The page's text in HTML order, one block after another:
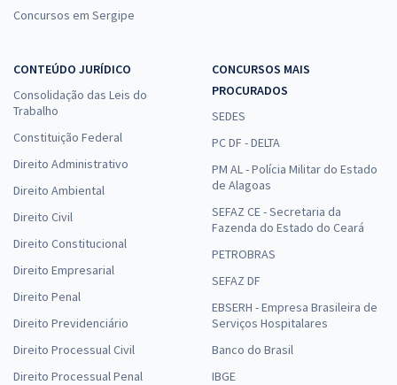
Concursos em Sergipe
CONTEÚDO JURÍDICO
Consolidação das Leis do
Trabalho
Constituição Federal
Direito Administrativo
Direito Ambiental
Direito Civil
Direito Constitucional
Direito Empresarial
Direito Penal
Direito Previdenciário
Direito Processual Civil
Direito Processual Penal
CONCURSOS MAIS
PROCURADOS
SEDES
PC DF - DELTA
PM AL - Polícia Militar do Estado
de Alagoas
SEFAZ CE - Secretaria da
Fazenda do Estado do Ceará
PETROBRAS
SEFAZ DF
EBSERH - Empresa Brasileira de
Serviços Hospitalares
Banco do Brasil
IBGE